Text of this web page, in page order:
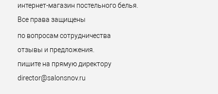
интернет-магазин постельного белья.
Все права защищены
по вопросам сотрудничества
отзывы и предложения.
пишите на прямую директору
director@salonsnov.ru